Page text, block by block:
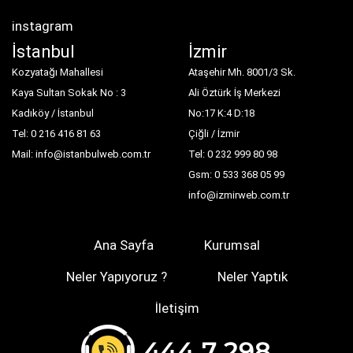
instagram
İstanbul
Kozyatağı Mahallesi
Kaya Sultan Sokak No : 3
Kadıköy / İstanbul
Tel: 0 216 416 81 63
Mail: info@istanbulweb.com.tr
İzmir
Ataşehir Mh. 8001/3 Sk.
Ali Öztürk İş Merkezi
No:17 K:4 D:18
Çiğli / İzmir
Tel: 0 232 999 80 98
Gsm: 0 533 368 05 99
info@izmirweb.com.tr
Ana Sayfa
Kurumsal
Neler Yapıyoruz ?
Neler Yaptık
İletişim